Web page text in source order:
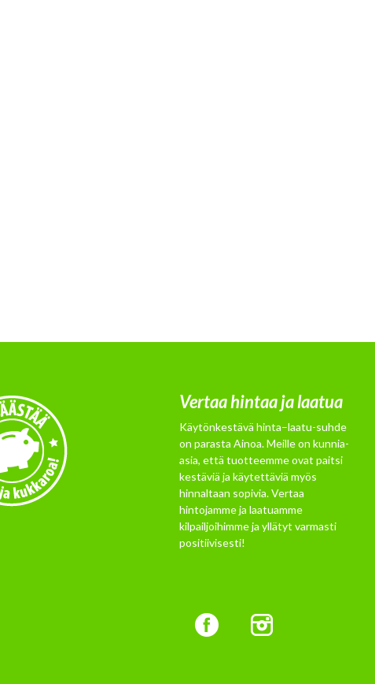
Vertaa hintaa ja laatua
Käytönkestävä hinta–laatu-suhde
on parasta Ainoa. Meille on kunnia-
asia, että tuotteemme ovat paitsi
kestäviä ja käytettäviä myös
hinnaltaan sopivia. Vertaa
hintojamme ja laatuamme
kilpailjoihimme ja yllätyt varmasti
positiivisesti!